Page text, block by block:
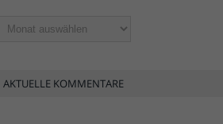
AKTUELLE KOMMENTARE